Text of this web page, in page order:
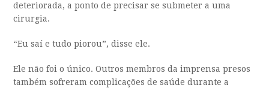
deteriorada, a ponto de precisar se submeter a uma
cirurgia.
“Eu saí e tudo piorou”, disse ele.
Ele não foi o único. Outros membros da imprensa presos
também sofreram complicações de saúde durante a